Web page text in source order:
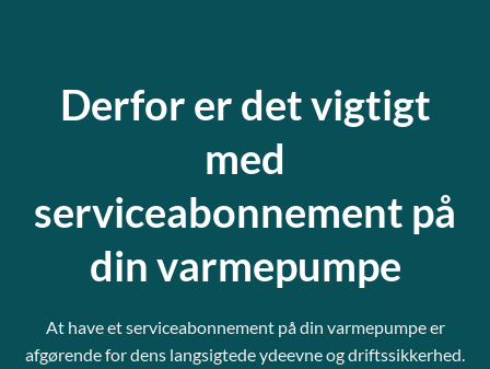
Derfor er det vigtigt
med
serviceabonnement på
din varmepumpe
At have et serviceabonnement på din varmepumpe er
afgørende for dens langsigtede ydeevne og driftssikkerhed.